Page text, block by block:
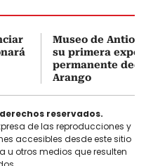
Museo de
su primera
permanente
Arango
derechos reservados.
de las reproducciones y
accesibles desde este sitio
u otros medios que resulten